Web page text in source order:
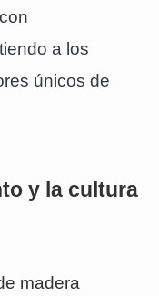
a los
únicos de
y la cultura